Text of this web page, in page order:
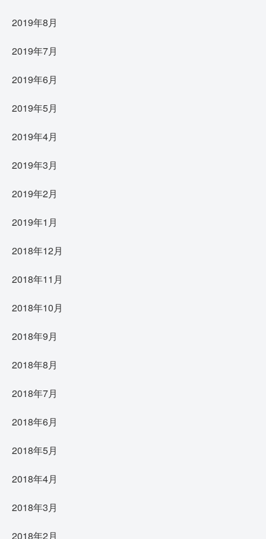
2019年8月
2019年7月
2019年6月
2019年5月
2019年4月
2019年3月
2019年2月
2019年1月
2018年12月
2018年11月
2018年10月
2018年9月
2018年8月
2018年7月
2018年6月
2018年5月
2018年4月
2018年3月
2018年2月